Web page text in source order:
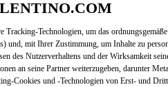
Tracking-Technologien, um das
und, mit Ihrer Zustimmung, um Inhalte zu
des Nutzerverhaltens und der Wirksamkeit
an seine Partner weiterzugeben, darunter
Cookies und -Technologien von Erst- und